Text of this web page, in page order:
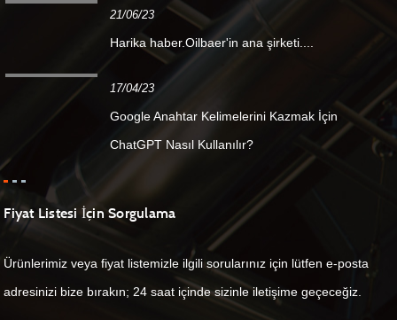
21/06/23
Harika haber.Oilbaer'in ana şirketi....
17/04/23
Google Anahtar Kelimelerini Kazmak İçin
ChatGPT Nasıl Kullanılır?
Fiyat Listesi İçin Sorgulama
Ürünlerimiz veya fiyat listemizle ilgili sorularınız için lütfen e-posta
adresinizi bize bırakın; 24 saat içinde sizinle iletişime geçeceğiz.